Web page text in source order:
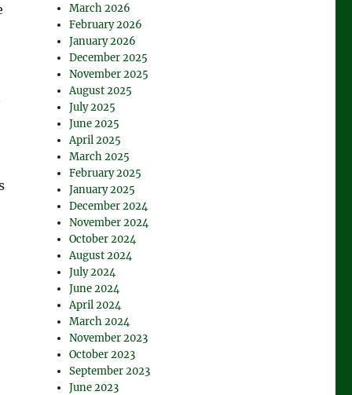
March 2026
February 2026
January 2026
December 2025
November 2025
August 2025
July 2025
June 2025
April 2025
March 2025
February 2025
January 2025
December 2024
November 2024
October 2024
August 2024
July 2024
June 2024
April 2024
March 2024
November 2023
October 2023
September 2023
June 2023